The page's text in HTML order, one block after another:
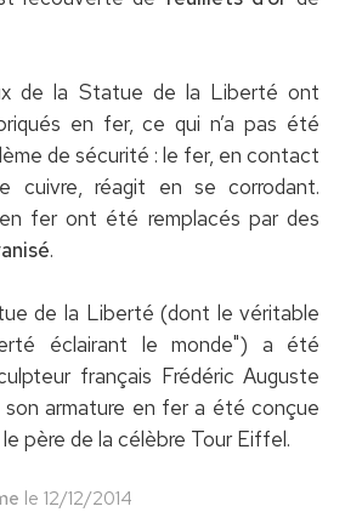
de la Statue de la Liberté ont
en fer, ce qui n’a pas été
de sécurité : le fer, en contact
cuivre, réagit en se corrodant.
fer ont été remplacés par des
.
de la Liberté (dont le véritable
éclairant le monde") a été
français Frédéric Auguste
son armature en fer a été conçue
père de la célèbre Tour Eiffel.
le 12/12/2014